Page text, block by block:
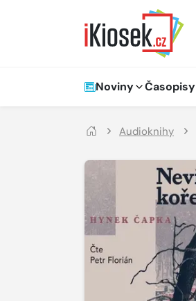
Hlavní navigace
Noviny Časopisy
Audioknihy